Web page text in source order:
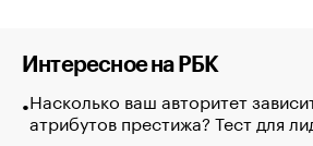
Интересное на РБК
Насколько ваш авторитет
атрибутов престижа? Тест для